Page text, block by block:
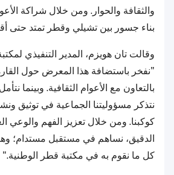
والثقافة والحوار. ومن خلال شراكة
بناء جسور بين تشيلي وقطر تمتد حتى
وقالت تان هويزم، المدير التنفيذي
"نفخر باستضافة هذا المعرض حول القارة
بالتعاون مع الأعوام الثقافية. وبينما
نتذكر مسؤوليتنا الجماعية في توثيق
كوكبنا. ومن خلال تعزيز الفهم والوعي
الدقيق، نساهم في مستقبل مستدام؛
كل ما نقوم به في مكتبة قطر الوطنية."